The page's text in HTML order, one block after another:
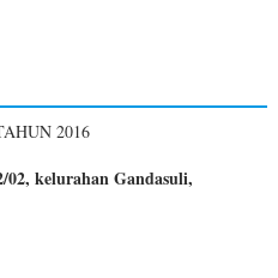
2016
kelurahan Gandasuli,